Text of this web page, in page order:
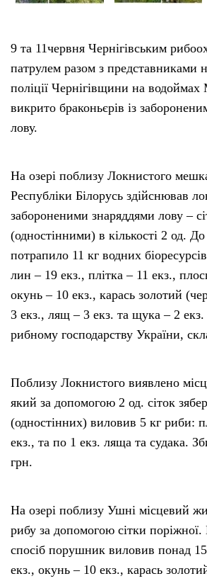
9 та 11червня Чернігівським
патрулем разом з представниками
поліції Чернігівщини на
викрито браконьєрів із
лову.
На озері поблизу Локнистого
Республіки Білорусь здійснював
забороненими знаряддями лову –
(одностінними) в кількості 2 од.
потрапило 11 кг водних
лин – 19 екз., плітка – 11 екз.,
окунь – 10 екз., карась золотий
3 екз., лящ – 3 екз. та щука – 2 екз.
рибному господарству України,
Поблизу Локнистого виявлено
який за допомогою 2 од. сіток
(одностінних) виловив 5 кг риби:
екз., та по 1 екз. ляща та судака.
грн.
На озері поблизу Ушні місцевий
рибу за допомогою сітки
спосіб порушник виловив понад
екз., окунь – 10 екз., карась